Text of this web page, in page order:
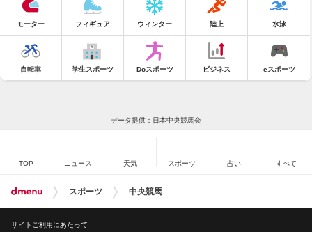
モーター フィギュア ウィンター 陸上 水泳
自転車 学生スポーツ Doスポーツ ビジネス eスポーツ
データ提供：日本中央競馬会
TOP ニュース 天気 スポーツ 占い すべて
スポーツ 中央競馬
サイトご利用にあたって